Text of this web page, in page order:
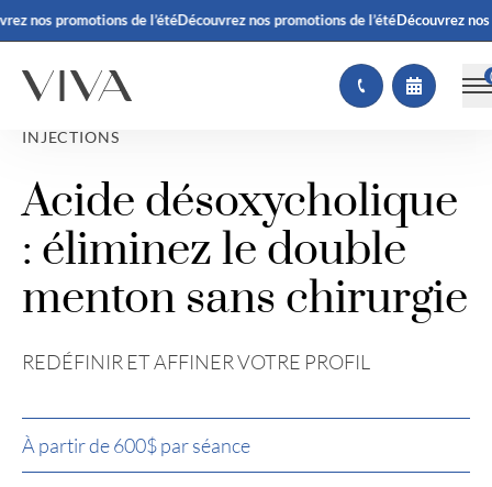
nos promotions de l’étéDécouvrez nos promotions de l’étéDécouvrez nos
(
INJECTIONS
Acide désoxycholique
: éliminez le double
menton sans chirurgie
REDÉFINIR ET AFFINER VOTRE PROFIL
À partir de 600$ par séance